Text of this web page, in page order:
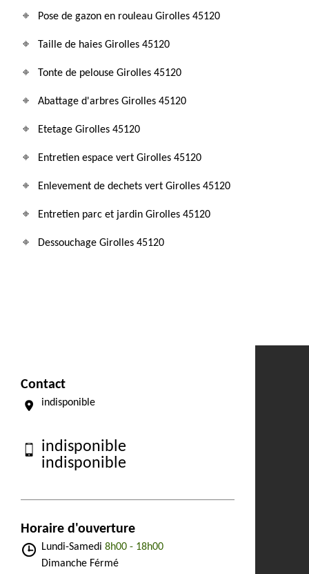
Pose de gazon en rouleau Girolles 45120
Taille de haies Girolles 45120
Tonte de pelouse Girolles 45120
Abattage d'arbres Girolles 45120
Etetage Girolles 45120
Entretien espace vert Girolles 45120
Enlevement de dechets vert Girolles 45120
Entretien parc et jardin Girolles 45120
Dessouchage Girolles 45120
Contact
indisponible
indisponible
indisponible
Horaire d'ouverture
Lundi-Samedi 8h00 - 18h00
Dimanche Férmé